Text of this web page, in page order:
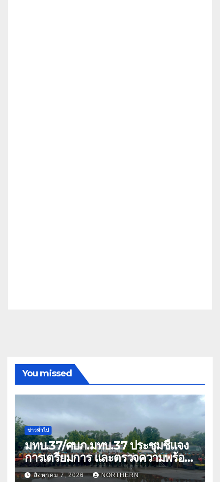
You missed
ข่าวทั่วไป
มทบ.37/ศบภ.มทบ.37 ประชุมชี้แจง
การเตรียมการ และตรวจความพร้อม
ด้านการบรรเทาสาธารณภัย
สิงหาคม 7, 2026 NORTHERN